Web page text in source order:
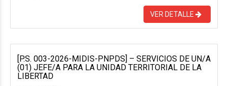
VER DETALLE
[P.S. 003-2026-MIDIS-PNPDS] – SERVICIOS DE UN/A
(01) JEFE/A PARA LA UNIDAD TERRITORIAL DE LA
LIBERTAD